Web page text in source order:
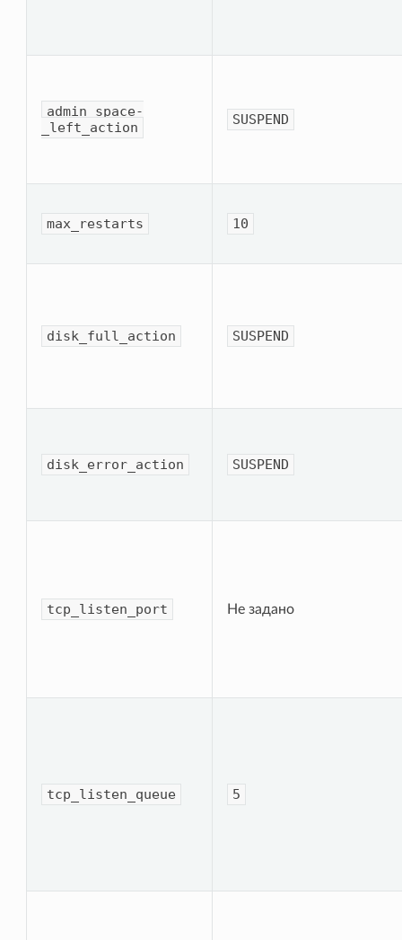
admin_space­
_left_action
SUSPEND
max_restarts 10
disk_full_action SUSPEND
disk_error_ac­tion SUSPEND
tcp_listen_port Не задано
tcp_listen_queue 5